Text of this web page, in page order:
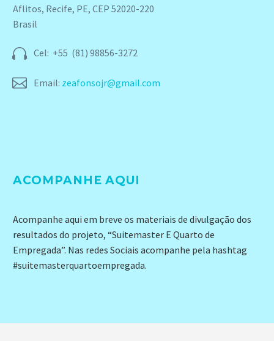
Aflitos, Recife, PE, CEP 52020-220
Brasil

 Cel: +55 (81) 98856-3272

 Email: zeafonsojr@gmail.com
ACOMPANHE AQUI
Acompanhe aqui em breve os materiais de divulgação dos
resultados do projeto, “Suitemaster E Quarto de
Empregada”. Nas redes Sociais acompanhe pela hashtag
#suitemasterquartoempregada.